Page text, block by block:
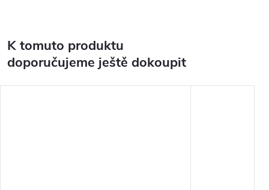
K tomuto produktu
doporučujeme ještě dokoupit